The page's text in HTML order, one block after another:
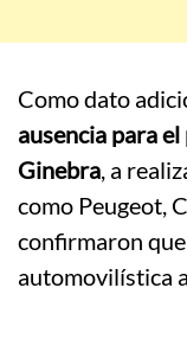
Como dato
ausencia para
Ginebra, a
como Peugeot,
confirmaron
automovilística